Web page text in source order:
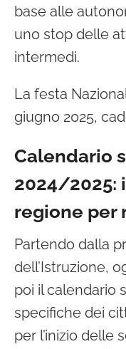
base alle
uno stop delle
intermedi.
La festa
giugno 2025,
Calendario
2024/2025:
regione per
Partendo dalla
dell’Istruzione,
poi il calendario
specifiche dei
per l’inizio delle